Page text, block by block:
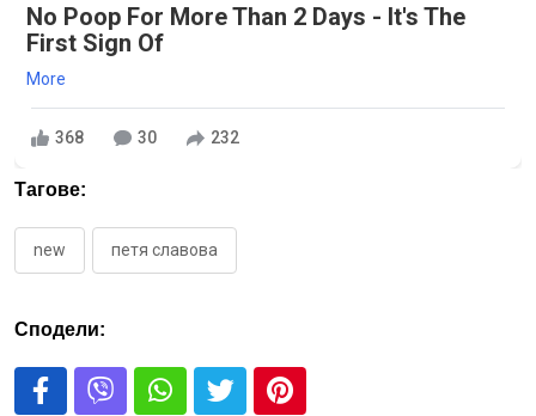
No Poop For More Than 2 Days - It's The
First Sign Of
More
368 30 232
Тагове:
new петя славова
Сподели: